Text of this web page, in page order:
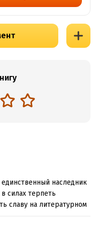
наследник
силах терпеть
славу на литературном
и Пол ведет